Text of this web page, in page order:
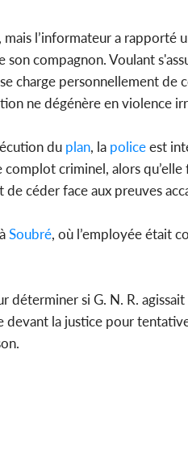
mais l’informateur a rapporté
compagnon. Voulant
charge personnellement
ne dégénère en violence
du plan, la policeest
criminel, alors
céder face aux preuves
Soubré, où l’employée était
déterminer si G. N. R.
devant la justice pour